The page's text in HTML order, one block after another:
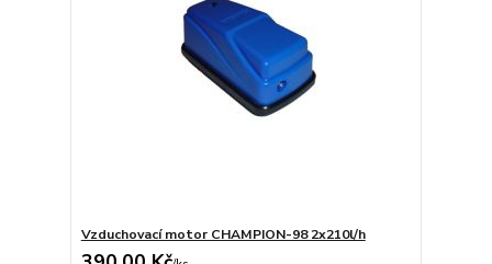
Vzduchovací motor CHAMPION-98 2x210l/h